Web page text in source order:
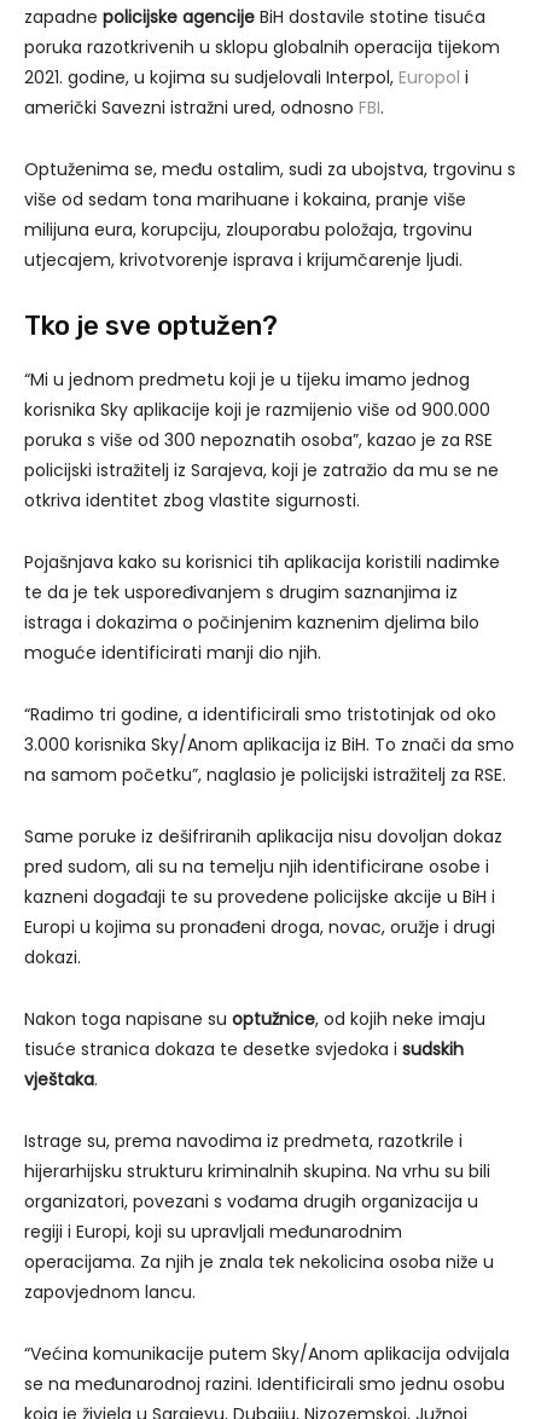
zapadne policijske agencije BiH dostavile stotine tisuća
poruka razotkrivenih u sklopu globalnih operacija tijekom
2021. godine, u kojima su sudjelovali Interpol, Europol i
američki Savezni istražni ured, odnosno FBI.
Optuženima se, među ostalim, sudi za ubojstva, trgovinu s
više od sedam tona marihuane i kokaina, pranje više
milijuna eura, korupciju, zlouporabu položaja, trgovinu
utjecajem, krivotvorenje isprava i krijumčarenje ljudi.
Tko je sve optužen?
“Mi u jednom predmetu koji je u tijeku imamo jednog
korisnika Sky aplikacije koji je razmijenio više od 900.000
poruka s više od 300 nepoznatih osoba”, kazao je za RSE
policijski istražitelj iz Sarajeva, koji je zatražio da mu se ne
otkriva identitet zbog vlastite sigurnosti.
Pojašnjava kako su korisnici tih aplikacija koristili nadimke
te da je tek uspoređivanjem s drugim saznanjima iz
istraga i dokazima o počinjenim kaznenim djelima bilo
moguće identificirati manji dio njih.
“Radimo tri godine, a identificirali smo tristotinjak od oko
3.000 korisnika Sky/Anom aplikacija iz BiH. To znači da smo
na samom početku”, naglasio je policijski istražitelj za RSE.
Same poruke iz dešifriranih aplikacija nisu dovoljan dokaz
pred sudom, ali su na temelju njih identificirane osobe i
kazneni događaji te su provedene policijske akcije u BiH i
Europi u kojima su pronađeni droga, novac, oružje i drugi
dokazi.
Nakon toga napisane su optužnice, od kojih neke imaju
tisuće stranica dokaza te desetke svjedoka i sudskih
vještaka.
Istrage su, prema navodima iz predmeta, razotkrile i
hijerarhijsku strukturu kriminalnih skupina. Na vrhu su bili
organizatori, povezani s vođama drugih organizacija u
regiji i Europi, koji su upravljali međunarodnim
operacijama. Za njih je znala tek nekolicina osoba niže u
zapovjednom lancu.
“Većina komunikacije putem Sky/Anom aplikacija odvijala
se na međunarodnoj razini. Identificirali smo jednu osobu
koja je živjela u Sarajevu, Dubaiju, Nizozemskoj, Južnoj